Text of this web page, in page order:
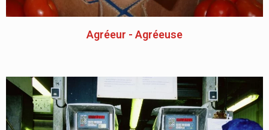
Agréeur - Agréeuse